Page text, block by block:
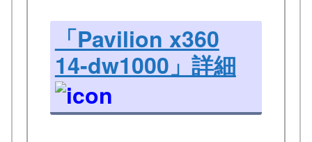
「Pavilion x360
14-dw1000」詳細